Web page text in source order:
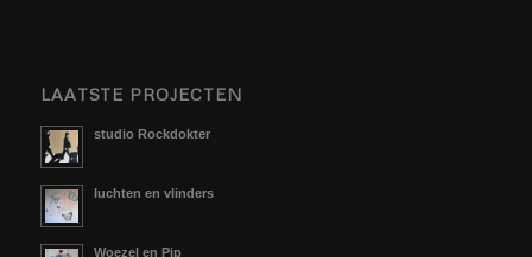
LAATSTE PROJECTEN
studio Rockdokter
luchten en vlinders
Woezel en Pip